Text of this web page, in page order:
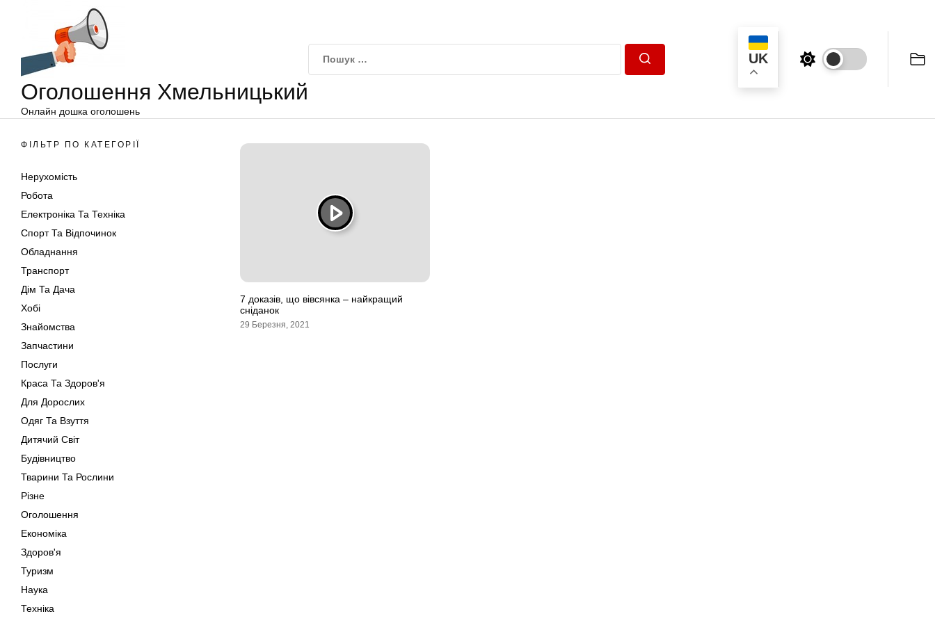
Оголошення Хмельницький
Онлайн дошка оголошень
UK
ФІЛЬТР ПО КАТЕГОРІЇ
Нерухомість
Робота
Електроніка Та Техніка
Спорт Та Відпочинок
Обладнання
Транспорт
Дім Та Дача
Хобі
Знайомства
Запчастини
Послуги
Краса Та Здоров'я
Для Дорослих
Одяг Та Взуття
Дитячий Світ
Будівництво
Тварини Та Рослини
Різне
Оголошення
Економіка
Здоров'я
Туризм
Наука
Техніка
7 доказів, що вівсянка – найкращий
сніданок
29 Березня, 2021